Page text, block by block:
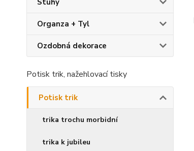
Stuhy
Organza + Tyl
Ozdobná dekorace
Potisk trik, nažehlovací tisky
Potisk trik
trika trochu morbidní
trika k jubileu